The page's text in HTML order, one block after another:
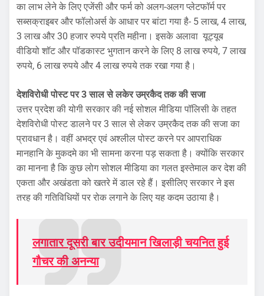
का लाभ लेने के लिए एजेंसी और फर्म को अलग-अलग प्लेटफॉर्म पर
सब्सक्राइबर और फॉलोअर्स के आधार पर बांटा गया है- 5 लाख, 4 लाख,
3 लाख और 30 हजार रुपये प्रति महीना। इसके अलावा यूट्यूब
वीडियो शॉट और पॉडकास्ट भुगतान करने के लिए 8 लाख रुपये, 7 लाख
रुपये, 6 लाख रुपये और 4 लाख रुपये तक रखा गया है।
देशविरोधी पोस्ट पर 3 साल से लकेर उम्रकैद तक की सजा
उत्तर प्रदेश की योगी सरकार की नई सोशल मीडिया पॉलिसी के तहत
देशविरोधी पोस्ट डालने पर 3 साल से लेकर उम्रकैद तक की सजा का
प्रावधान है। वहीं अभद्र एवं अश्लील पोस्ट करने पर आपराधिक
मानहानि के मुकदमे का भी सामना करना पड़ सकता है। क्योंकि सरकार
का मानना है कि कुछ लोग सोशल मीडिया का गलत इस्तेमाल कर देश की
एकता और अखंडता को खतरे में डाल रहे हैं। इसीलिए सरकार ने इस
तरह की गतिविधियों पर रोक लगाने के लिए यह कदम उठाया है।
लगातार दूसरी बार उदीयमान खिलाड़ी चयनित हुई
गौचर की अनन्या